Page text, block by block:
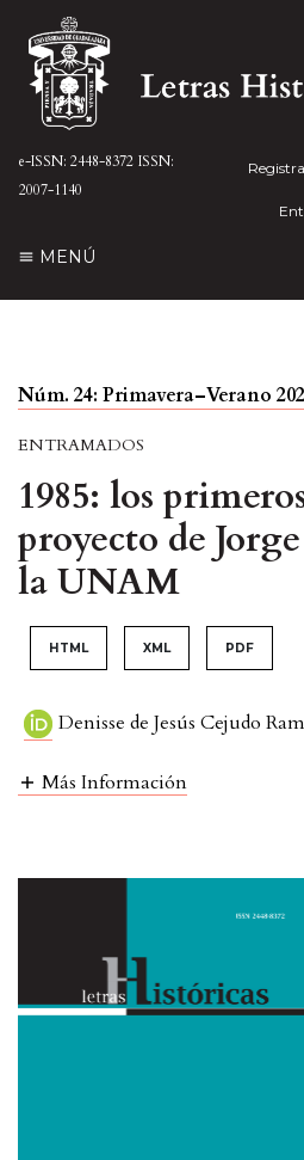
e-ISSN: 2448-8372 ISSN:
2007-1140
MENÚ
Núm. 24: Primavera–Verano
ENTRAMADOS
1985: los
proyecto de
la UNAM
HTML XML PDF
Denisse de Jesús Cejudo
Más Información